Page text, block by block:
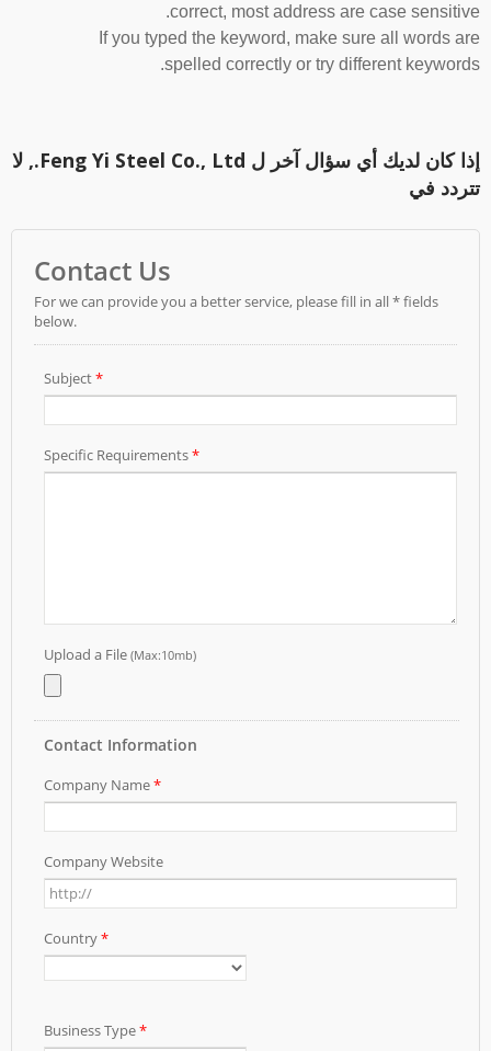
correct, most address are case
If you typed the keyword, make sure all words
spelled correctly or try different
إذا كان لديك أي سؤال آخر ل Feng Yi Steel Co., Ltd., لا
في